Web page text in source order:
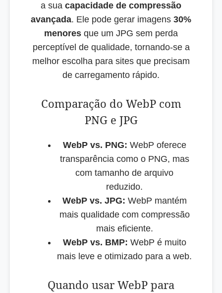
a sua capacidade de compressão
avançada. Ele pode gerar imagens 30%
menores que um JPG sem perda
perceptível de qualidade, tornando-se a
melhor escolha para sites que precisam
de carregamento rápido.
Comparação do WebP com
PNG e JPG
WebP vs. PNG: WebP oferece
transparência como o PNG, mas
com tamanho de arquivo
reduzido.
WebP vs. JPG: WebP mantém
mais qualidade com compressão
mais eficiente.
WebP vs. BMP: WebP é muito
mais leve e otimizado para a web.
Quando usar WebP para